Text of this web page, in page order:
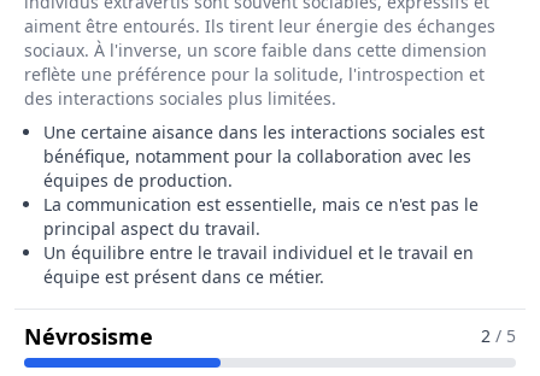
aiment être entourés. Ils tirent leur énergie des échanges
sociaux. À l'inverse, un score faible dans cette dimension
reflète une préférence pour la solitude, l'introspection et
des interactions sociales plus limitées.
Une certaine aisance dans les interactions sociales est
bénéfique, notamment pour la collaboration avec les
équipes de production.
La communication est essentielle, mais ce n'est pas le
principal aspect du travail.
Un équilibre entre le travail individuel et le travail en
équipe est présent dans ce métier.
Névrosisme Pour Le Métier De Assureur / 2 / 5